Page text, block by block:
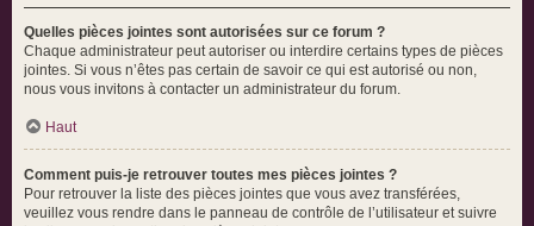
Quelles pièces jointes sont autorisées sur ce forum ?
Chaque administrateur peut autoriser ou interdire certains types de pièces
jointes. Si vous n’êtes pas certain de savoir ce qui est autorisé ou non,
nous vous invitons à contacter un administrateur du forum.
Haut
Comment puis-je retrouver toutes mes pièces jointes ?
Pour retrouver la liste des pièces jointes que vous avez transférées,
veuillez vous rendre dans le panneau de contrôle de l’utilisateur et suivre